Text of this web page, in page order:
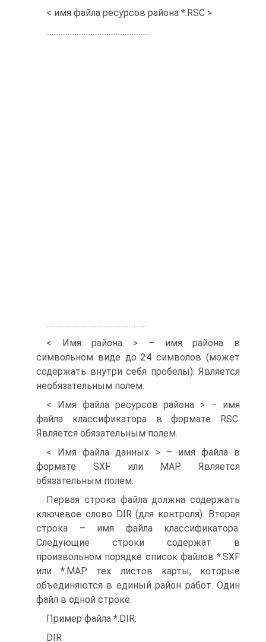
< имя файла ресурсов района *.RSC >
..........................................................
.........................................................
< Имя района > – имя района в
символьном виде до 24 символов (может
содержать внутри себя пробелы). Является
необязательным полем.
< Имя файла ресурсов района > – имя
файла классификатора в формате RSC.
Является обязательным полем.
< Имя файла данных > – имя файла в
формате SXF или MAP. Является
обязательным полем.
Первая строка файла должна содержать
ключевое слово DIR (для контроля). Вторая
строка – имя файла классификатора.
Следующие строки содержат в
произвольном порядке список файлов *.SXF
или *.MAP тех листов карты, которые
объединяются в единый район работ. Один
файл в одной строке.
Пример файла *.DIR:
DIR